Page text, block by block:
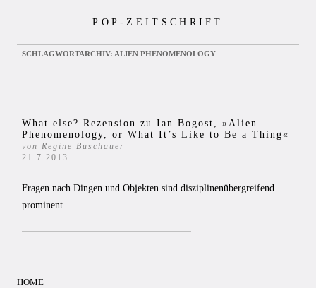
POP-ZEITSCHRIFT
SCHLAGWORTARCHIV: ALIEN PHENOMENOLOGY
What else? Rezension zu Ian Bogost, »Alien
Phenomenology, or What It’s Like to Be a Thing«
von Regine Buschauer
21.7.2013
Fragen nach Dingen und Objekten sind disziplinenübergreifend
prominent
HOME